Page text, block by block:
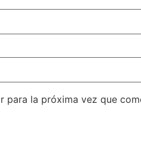
para la próxima vez que